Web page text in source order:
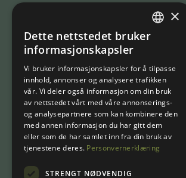
Bestill bord
Bestill rom
Bestill en pakke
Kjøp gavekort
NORWEGIAN
×
Dette nettstedet bruker
informasjonskapsler
Vi bruker informasjonskapsler for å tilpasse
innhold, annonser og analysere trafikken
vår. Vi deler også informasjon om din bruk
av nettstedet vårt med våre annonserings-
og analysepartnere som kan kombinere den
med annen informasjon du har gitt dem
eller som de har samlet inn fra din bruk av
tjenestene deres. Personvernerklæring
STRENGT NØDVENDIG